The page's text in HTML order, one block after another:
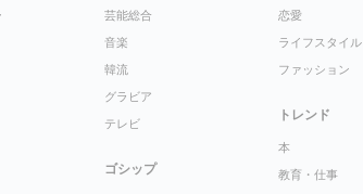
芸能総合
音楽
韓流
グラビア
テレビ
ゴシップ
恋愛
ライフスタイル
ファッション
トレンド
本
教育・仕事